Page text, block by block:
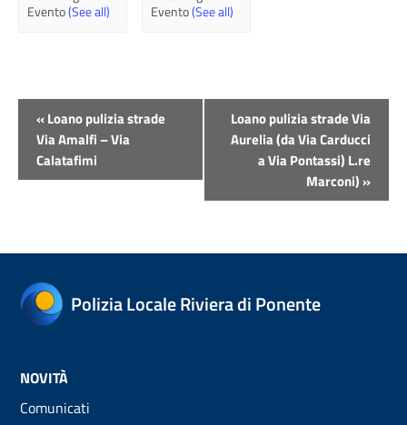
Evento(See all)
Evento(See all)
Evento
Navigazione
«Loano pulizia strade
Via Amalfi – Via
Calatafimi
Loano pulizia strade Via
Aurelia (da Via Carducci
a Via Pontassi) L.re
Marconi)»
Polizia Locale Riviera di Ponente
NOVITÀ
Comunicati